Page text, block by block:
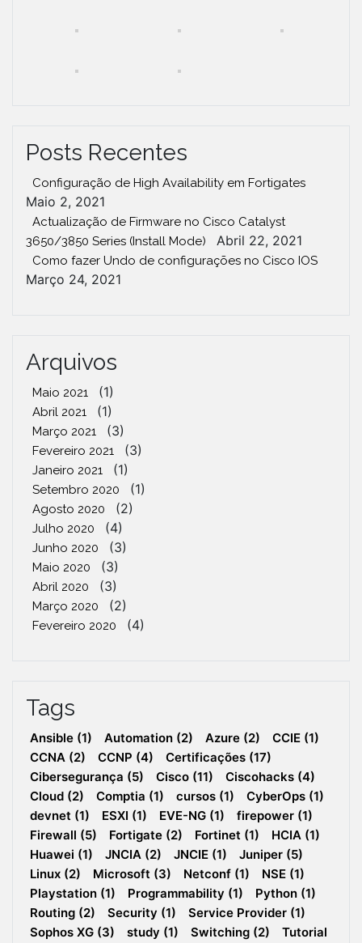
Posts Recentes
Configuração de High Availability em Fortigates
Maio 2, 2021
Actualização de Firmware no Cisco Catalyst
3650/3850 Series (Install Mode)
Abril 22, 2021
Como fazer Undo de configurações no Cisco IOS
Março 24, 2021
Arquivos
Maio 2021 (1)
Abril 2021 (1)
Março 2021 (3)
Fevereiro 2021 (3)
Janeiro 2021 (1)
Setembro 2020 (1)
Agosto 2020 (2)
Julho 2020 (4)
Junho 2020 (3)
Maio 2020 (3)
Abril 2020 (3)
Março 2020 (2)
Fevereiro 2020 (4)
Tags
Ansible (1) Automation (2) Azure (2) CCIE (1)
CCNA (2) CCNP (4) Certificações (17)
Cibersegurança (5) Cisco (11) Ciscohacks (4)
Cloud (2) Comptia (1) cursos (1) CyberOps (1)
devnet (1) ESXI (1) EVE-NG (1) firepower (1)
Firewall (5) Fortigate (2) Fortinet (1) HCIA (1)
Huawei (1) JNCIA (2) JNCIE (1) Juniper (5)
Linux (2) Microsoft (3) Netconf (1) NSE (1)
Playstation (1) Programmability (1) Python (1)
Routing (2) Security (1) Service Provider (1)
Sophos XG (3) study (1) Switching (2)
Tutorial